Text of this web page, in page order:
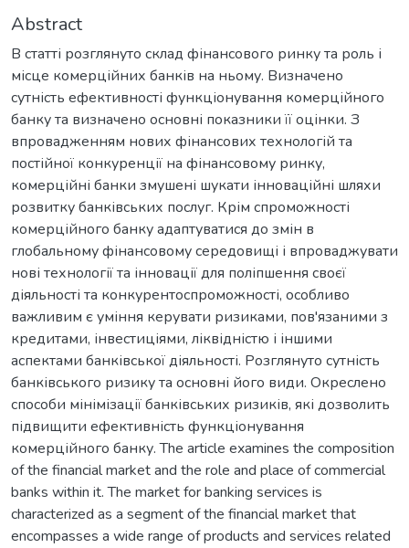
Abstract
В статті розглянуто склад фінансового ринку та роль і
місце комерційних банків на ньому. Визначено
сутність ефективності функціонування комерційного
банку та визначено основні показники її оцінки. З
впровадженням нових фінансових технологій та
постійної конкуренції на фінансовому ринку,
комерційні банки змушені шукати інноваційні шляхи
розвитку банківських послуг. Крім спроможності
комерційного банку адаптуватися до змін в
глобальному фінансовому середовищі і впроваджувати
нові технології та інновації для поліпшення своєї
діяльності та конкурентоспроможності, особливо
важливим є уміння керувати ризиками, пов'язаними з
кредитами, інвестиціями, ліквідністю і іншими
аспектами банківської діяльності. Розглянуто сутність
банківського ризику та основні його види. Окреслено
способи мінімізації банківських ризиків, які дозволить
підвищити ефективність функціонування
комерційного банку. The article examines the composition
of the financial market and the role and place of commercial
banks within it. The market for banking services is
characterized as a segment of the financial market that
encompasses a wide range of products and services related